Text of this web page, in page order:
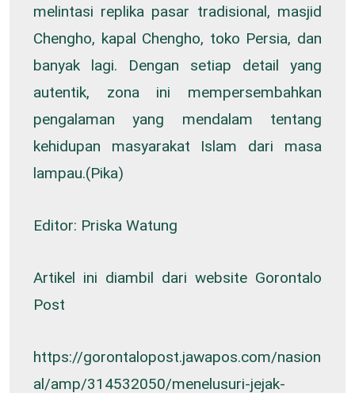
melintasi replika pasar tradisional, masjid
Chengho, kapal Chengho, toko Persia, dan
banyak lagi. Dengan setiap detail yang
autentik, zona ini mempersembahkan
pengalaman yang mendalam tentang
kehidupan masyarakat Islam dari masa
lampau.(Pika)
Editor: Priska Watung
Artikel ini diambil dari website Gorontalo
Post
https://gorontalopost.jawapos.com/nasion
al/amp/314532050/menelusuri-jejak-